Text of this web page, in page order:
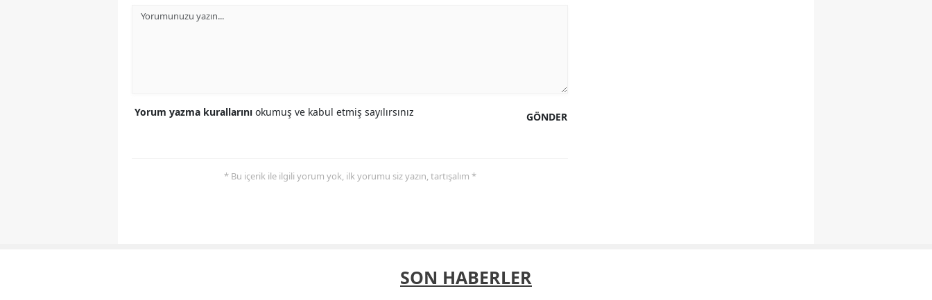
GÖNDER
Yorum yazma kurallarını okumuş ve kabul etmiş sayılırsınız
* Bu içerik ile ilgili yorum yok, ilk yorumu siz yazın, tartışalım *
SON HABERLER